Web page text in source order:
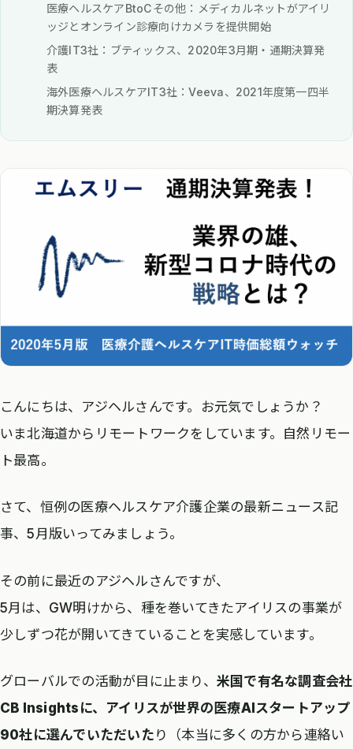
医療ヘルスケアBtoCその他：メディカルネットがアイリ
ッジとオンライン診療向けカメラを提供開始
介護IT3社：ブティックス、2020年3月期・通期決算発
表
海外医療ヘルスケアIT3社：Veeva、2021年度第一四半
期決算発表
こんにちは、アジヘルさんです。お元気でしょうか？
いま北海道からリモートワークをしています。自然リモー
ト最高。
さて、恒例の医療ヘルスケア介護企業の最新ニュース記
事、5月版いってみましょう。
その前に最近のアジヘルさんですが、
5月は、GW明けから、種を巻いてきたアイリスの事業が
少しずつ花が開いてきていることを実感しています。
グローバルでの活動が目に止まり、 米国で有名な調査会社
CB Insightsに、アイリスが世界の医療AIスタートアップ
90社に選んでいただいた り（本当に多くの方から連絡い